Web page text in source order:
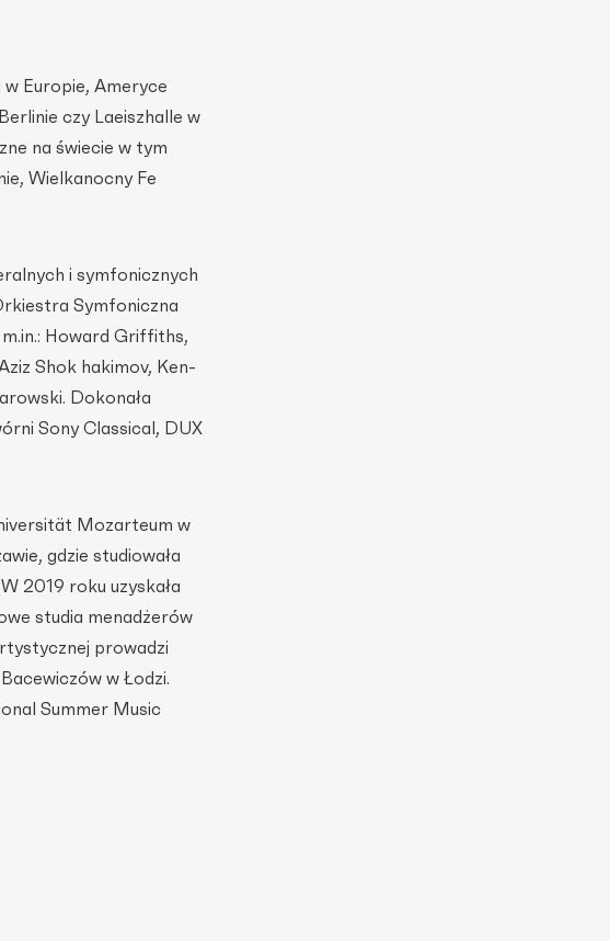
Europie, Ameryce
czy Laeiszhal­le w
na świecie w tym
Wielkanocny Fe
i symfonicznych
Symfoniczna
Howard Griffiths,
Shok hakimov, Ken­
Dokonała
Sony Classical, DUX
Mozarteum w
gdzie studiowała
2019 roku uzyskała
studia menadże­rów
prowadzi
w Łodzi.
Summer Music